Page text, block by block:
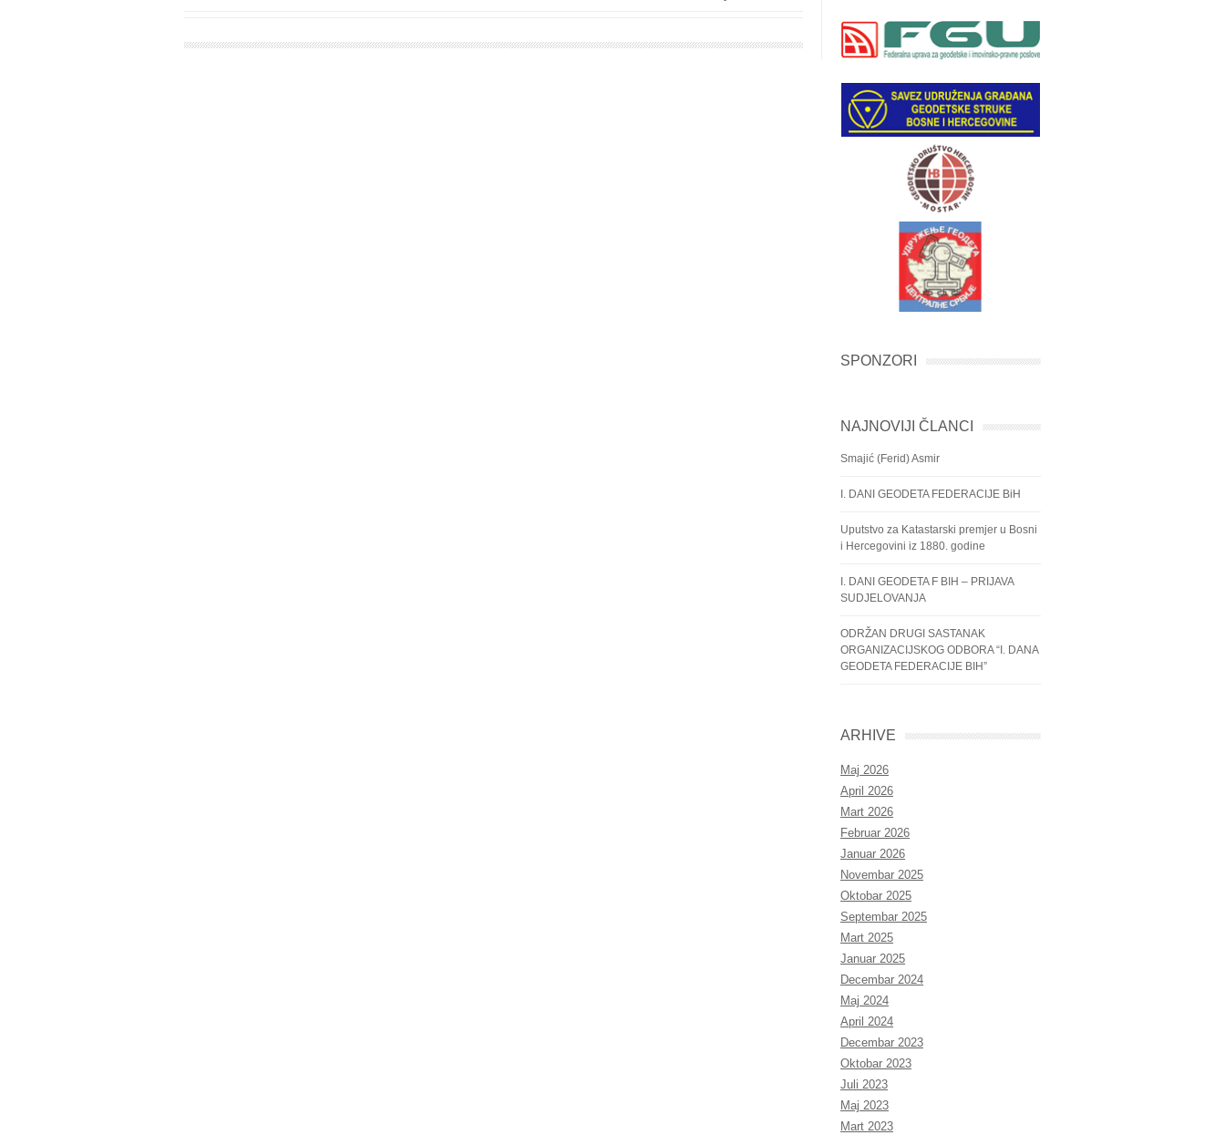
SPONZORI
NAJNOVIJI ČLANCI
Smajić (Ferid) Asmir
I. DANI GEODETA FEDERACIJE BiH
Uputstvo za Katastarski premjer u Bosni
i Hercegovini iz 1880. godine
I. DANI GEODETA F BIH – PRIJAVA
SUDJELOVANJA
ODRŽAN DRUGI SASTANAK
ORGANIZACIJSKOG ODBORA “I. DANA
GEODETA FEDERACIJE BIH”
ARHIVE
Maj 2026
April 2026
Mart 2026
Februar 2026
Januar 2026
Novembar 2025
Oktobar 2025
Septembar 2025
Mart 2025
Januar 2025
Decembar 2024
Maj 2024
April 2024
Decembar 2023
Oktobar 2023
Juli 2023
Maj 2023
Mart 2023